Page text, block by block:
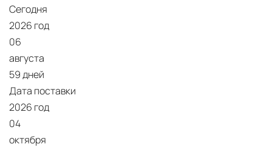
Сегодня
2026 год
06
августа
59 дней
Дата поставки
2026 год
04
октября